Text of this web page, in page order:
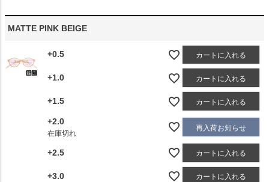
MATTE PINK BEIGE
+0.5 カートに入れる
+1.0 カートに入れる
+1.5 カートに入れる
+2.0
在庫切れ
再入荷お知らせ
+2.5 カートに入れる
+3.0 カートに入れる